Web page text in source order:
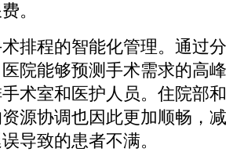
。
排程的智能化管理。通过分
院能够预测手术需求的高峰
术室和医护人员。住院部和
源协调也因此更加顺畅，减
导致的患者不满。